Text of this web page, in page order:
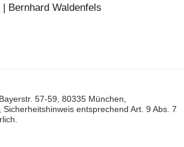
Bernhard Waldenfels
57-59, 80335 München,
entsprechend Art. 9 Abs. 7